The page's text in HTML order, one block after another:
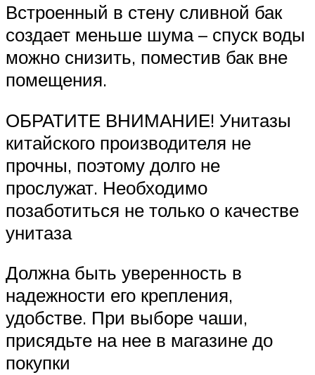
Встроенный в стену сливной бак
создает меньше шума – спуск воды
можно снизить, поместив бак вне
помещения.
ОБРАТИТЕ ВНИМАНИЕ! Унитазы
китайского производителя не
прочны, поэтому долго не
прослужат. Необходимо
позаботиться не только о качестве
унитаза
Должна быть уверенность в
надежности его крепления,
удобстве. При выборе чаши,
присядьте на нее в магазине до
покупки